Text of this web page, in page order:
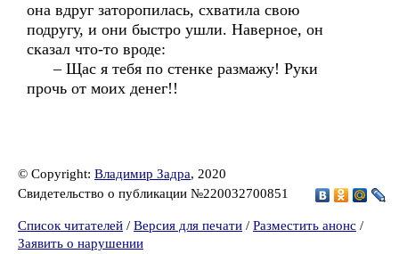
она вдруг заторопилась, схватила свою
подругу, и они быстро ушли. Наверное, он
сказал что-то вроде:
– Щас я тебя по стенке размажу! Руки
прочь от моих денег!!
© Copyright: Владимир Задра, 2020
Свидетельство о публикации №220032700851
Список читателей / Версия для печати / Разместить анонс /
Заявить о нарушении